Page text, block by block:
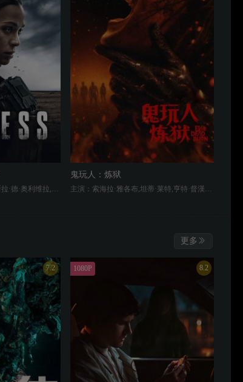
鬼玩人：炼狱
更多
7.2 1080P 8.2